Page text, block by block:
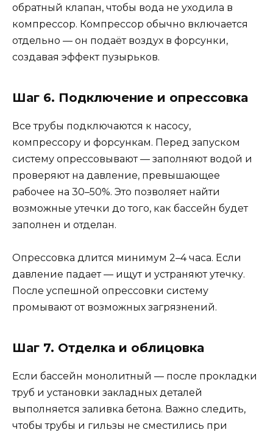
обратный клапан, чтобы вода не уходила в
компрессор. Компрессор обычно включается
отдельно — он подаёт воздух в форсунки,
создавая эффект пузырьков.
Шаг 6. Подключение и опрессовка
Все трубы подключаются к насосу,
компрессору и форсункам. Перед запуском
систему опрессовывают — заполняют водой и
проверяют на давление, превышающее
рабочее на 30–50%. Это позволяет найти
возможные утечки до того, как бассейн будет
заполнен и отделан.
Опрессовка длится минимум 2–4 часа. Если
давление падает — ищут и устраняют утечку.
После успешной опрессовки систему
промывают от возможных загрязнений.
Шаг 7. Отделка и облицовка
Если бассейн монолитный — после прокладки
труб и установки закладных деталей
выполняется заливка бетона. Важно следить,
чтобы трубы и гильзы не сместились при